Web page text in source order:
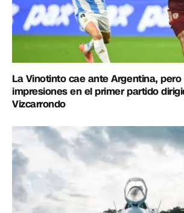
La Vinotinto cae ante Argentina,
impresiones en el primer partido
Vizcarrondo